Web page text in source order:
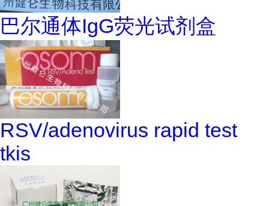
巴尔通体IgG荧光试剂盒
RSV/adenovirus rapid test
tkis